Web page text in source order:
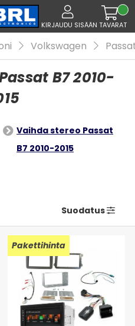
KIRJAUDU SISÄÄN TAVARAT
Volkswagen
B7 2010-
Vaihda stereo Passat
B7 2010-2015
Suodatus
Pakettihinta